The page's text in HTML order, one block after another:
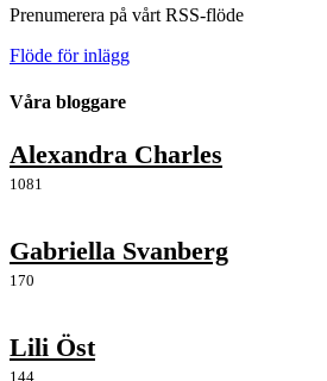
Prenumerera på vårt RSS-flöde
Flöde för inlägg
Våra bloggare
Alexandra Charles
1081
Gabriella Svanberg
170
Lili Öst
144